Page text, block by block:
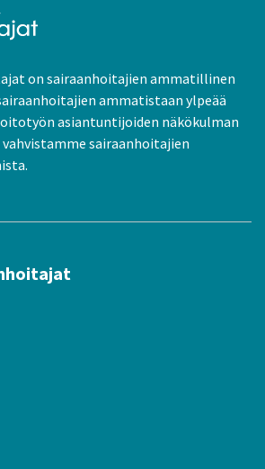
on sairaanhoitajien ammatillinen
ammatistaan ylpeää
asiantuntijoiden näkökulman
sairaanhoitajien